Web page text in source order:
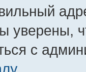
уверены,
с